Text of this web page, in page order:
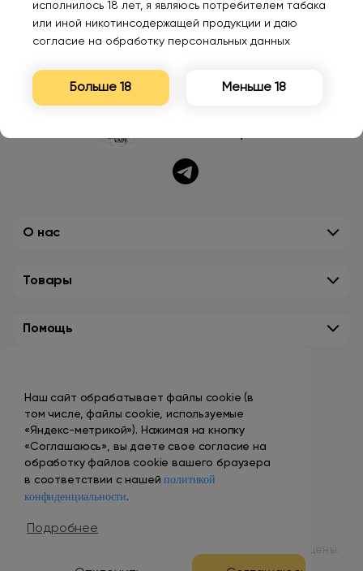
Наш сайт обрабатывает файлы cookie (в
том числе, файлы cookie, используемые
«Яндекс-метрикой»). Нажимая на кнопку
«Соглашаюсь», вы даете свое согласие на
обработку файлов cookie вашего браузера
в соответствии с нашейполитикой
конфиденциальности.
Подробнее
О нас
Товары
Помощь
+7 (495) 149-10-99
promo@smokenvape.su
пн-пт: 9:00 – 18:00
сб-вс: выходной
© 1998 – 2024 ООО «Табак Вэйп Сити». Все права защищены.
исполнилось 18 лет, я являюсь потребителем табака
или иной никотинсодержащей продукции и даю
согласие на обработку персональных данных
Больше 18 Меньше 18